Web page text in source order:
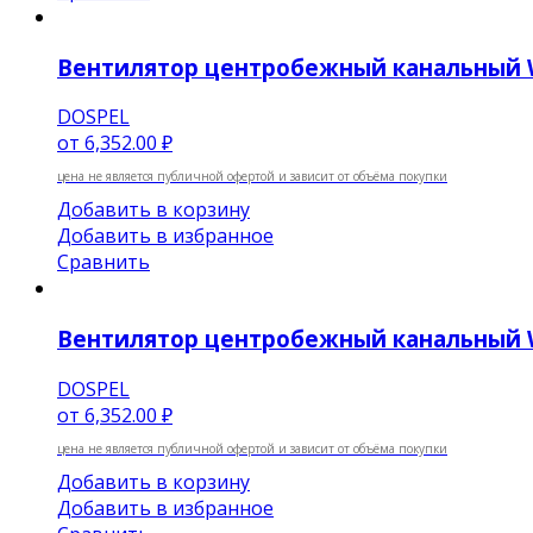
Вентилятор центробежный канальный
DOSPEL
от 6,352.00 ₽
цена не является публичной офертой и зависит от объёма покупки
Добавить в корзину
Добавить в избранное
Сравнить
Вентилятор центробежный канальный
DOSPEL
от 6,352.00 ₽
цена не является публичной офертой и зависит от объёма покупки
Добавить в корзину
Добавить в избранное